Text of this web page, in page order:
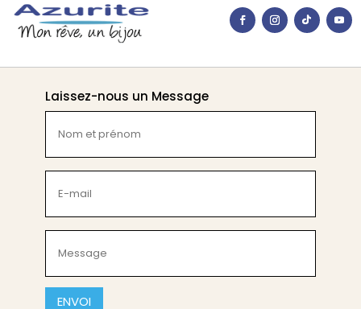
Laissez-nous un Message
et
prénom
(Nécessaire)
mail
(Nécessaire)
(Nécessaire)
CAPTCHA